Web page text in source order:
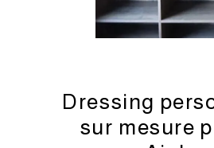
Dressing
sur mesure